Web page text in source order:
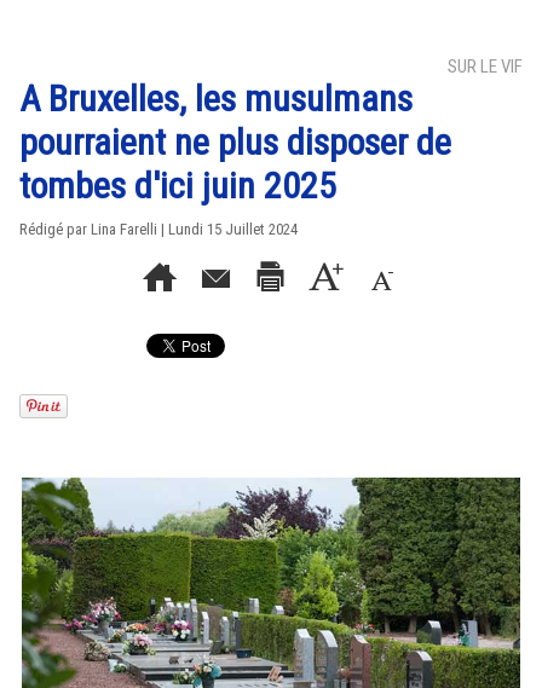
SUR LE VIF
A Bruxelles, les musulmans
pourraient ne plus disposer de
tombes d'ici juin 2025
Rédigé par Lina Farelli | Lundi 15 Juillet 2024